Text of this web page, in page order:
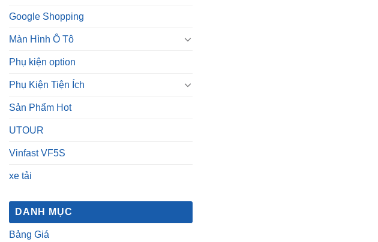
Google Shopping
Màn Hình Ô Tô
Phụ kiện option
Phụ Kiện Tiện Ích
Sản Phẩm Hot
UTOUR
Vinfast VF5S
xe tải
DANH MỤC
Bảng Giá